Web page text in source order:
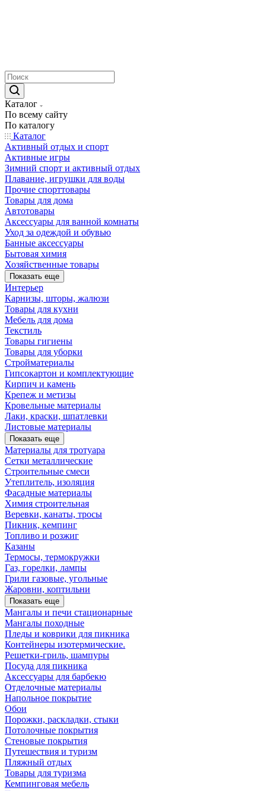
Каталог
По всему сайту
По каталогу
Каталог
Активный отдых и спорт
Активные игры
Зимний спорт и активный отдых
Плавание, игрушки для воды
Прочие спорттовары
Товары для дома
Автотовары
Аксессуары для ванной комнаты
Уход за одеждой и обувью
Банные аксессуары
Бытовая химия
Хозяйственные товары
Показать еще
Интерьер
Карнизы, шторы, жалюзи
Товары для кухни
Мебель для дома
Текстиль
Товары гигиены
Товары для уборки
Стройматериалы
Гипсокартон и комплектующие
Кирпич и камень
Крепеж и метизы
Кровельные материалы
Лаки, краски, шпатлевки
Листовые материалы
Показать еще
Материалы для тротуара
Сетки металлические
Строительные смеси
Утеплитель, изоляция
Фасадные материалы
Химия строительная
Веревки, канаты, тросы
Пикник, кемпинг
Топливо и розжиг
Казаны
Термосы, термокружки
Газ, горелки, лампы
Грили газовые, угольные
Жаровни, коптильни
Показать еще
Мангалы и печи стационарные
Мангалы походные
Пледы и коврики для пикника
Контейнеры изотермические.
Решетки-гриль, шампуры
Посуда для пикника
Аксессуары для барбекю
Отделочные материалы
Напольное покрытие
Обои
Порожки, раскладки, стыки
Потолочные покрытия
Стеновые покрытия
Путешествия и туризм
Пляжный отдых
Товары для туризма
Кемпинговая мебель